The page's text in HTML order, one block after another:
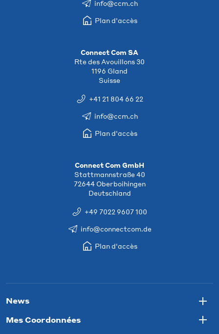
info@ccm.ch
Plan d'accès
Connect Com SA
Rte des Avouillons 30
1196 Gland
Suisse
+41 21 804 66 22
info@ccm.ch
Plan d'accès
Connect Com GmbH
Stattmannstraße 40
72644 Oberboihingen
Deutschland
+49 7022 9607 100
info@connectcom.de
Plan d'accès
News
Mes Coordonnées